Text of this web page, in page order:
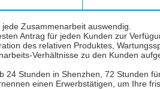
Zusammenarbeit auswendig.
Antrag für jeden Kunden zur
des relativen Produktes,
Verhältnisse zu den Kunden
Stunden in Shenzhen, 72 Stunden
einen Erwerbstätigen, um Ihre